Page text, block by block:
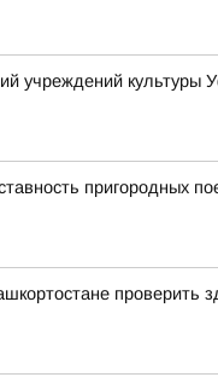
учреждений культуры
пригородных
проверить